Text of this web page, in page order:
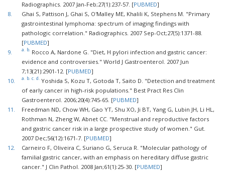
Radiographics. 2007 Jan-Feb;27(1):237-57. [PUBMED]
8.
Ghai S, Pattison J, Ghai S, O'Malley ME, Khalili K, Stephens M. "Primary
gastrointestinal lymphoma: spectrum of imaging findings with
pathologic correlation." Radiographics. 2007 Sep-Oct;27(5):1371-88.
[PUBMED]
9.
a. b. Rocco A, Nardone G. "Diet, H pylori infection and gastric cancer:
evidence and controversies." World J Gastroenterol. 2007 Jun
7;13(21):2901-12. [PUBMED]
10.
a. b. c. d. Yoshida S, Kozu T, Gotoda T, Saito D. "Detection and treatment
of early cancer in high-risk populations." Best Pract Res Clin
Gastroenterol. 2006;20(4):745-65. [PUBMED]
11.
Freedman ND, Chow WH, Gao YT, Shu XO, Ji BT, Yang G, Lubin JH, Li HL,
Rothman N, Zheng W, Abnet CC. "Menstrual and reproductive factors
and gastric cancer risk in a large prospective study of women." Gut.
2007 Dec;56(12):1671-7. [PUBMED]
12.
Carneiro F, Oliveira C, Suriano G, Seruca R. "Molecular pathology of
familial gastric cancer, with an emphasis on hereditary diffuse gastric
cancer." J Clin Pathol. 2008 Jan;61(1):25-30. [PUBMED]